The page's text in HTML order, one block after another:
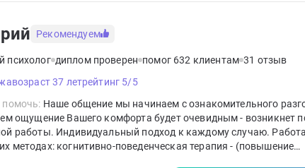
Рекомендуем
психолог диплом проверен помог 632 клиентам 31 отзыв
возраст 37 летрейтинг 5/5
помочь: Наше общение мы начинаем с ознакомительного
ощущение Вашего комфорта будет очевидным - возникнет
работы. Индивидуальный подход к каждому случаю.
методах: когнитивно-поведенческая терапия - (повышение